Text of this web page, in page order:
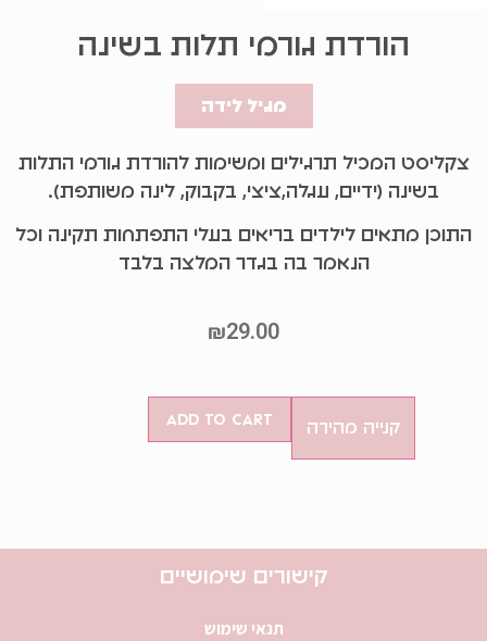
הורדת גורמי תלות בשינה
מגיל לידה
צקליסט המכיל תרגילים ומשימות להורדת גורמי התלות
בשינה (ידיים, עגלה,ציצי, בקבוק, לינה משותפת).
התוכן מתאים לילדים בריאים בעלי התפתחות תקינה וכל
הנאמר בה בגדר המלצה בלבד
₪29.00
קנייה מהירה Add to cart
קישורים שימושיים
תנאי שימוש